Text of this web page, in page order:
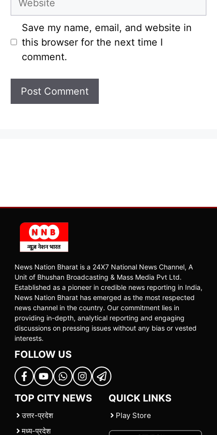
Save my name, email, and website in
this browser for the next time I
comment.
News Nation Bharat is a 24X7 National News Channel, A
Unit of Bhushan Broadcasting & Mass Media Pvt Ltd.
Established as a pioneer in credible news reporting in India,
News Nation Bharat has emerged as the most respected
news channel in the country. Our commitment lies in
providing in-depth, analytical reporting and engaging
discussions on pressing issues without any bias or vested
interests.
FOLLOW US
TOP CITY NEWS
उत्तर-प्रदेश
मध्य-प्रदेश
QUICK LINKS
Play Store